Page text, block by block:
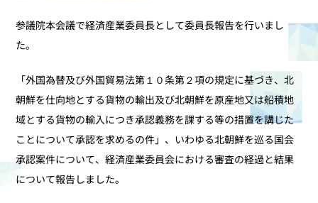
参議院本会議で経済産業委員長として委員長報告を行いまし
た。
「外国為替及び外国貿易法第１０条第２項の規定に基づき、北
朝鮮を仕向地とする貨物の輸出及び北朝鮮を原産地又は船積地
域とする貨物の輸入につき承認義務を課する等の措置を講じた
ことについて承認を求めるの件」、いわゆる北朝鮮を巡る国会
承認案件について、経済産業委員会における審査の経過と結果
について報告しました。